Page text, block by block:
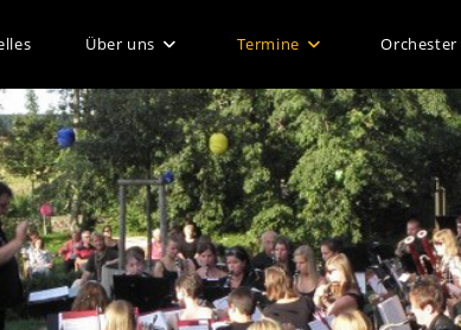
Über uns Termine Orchester